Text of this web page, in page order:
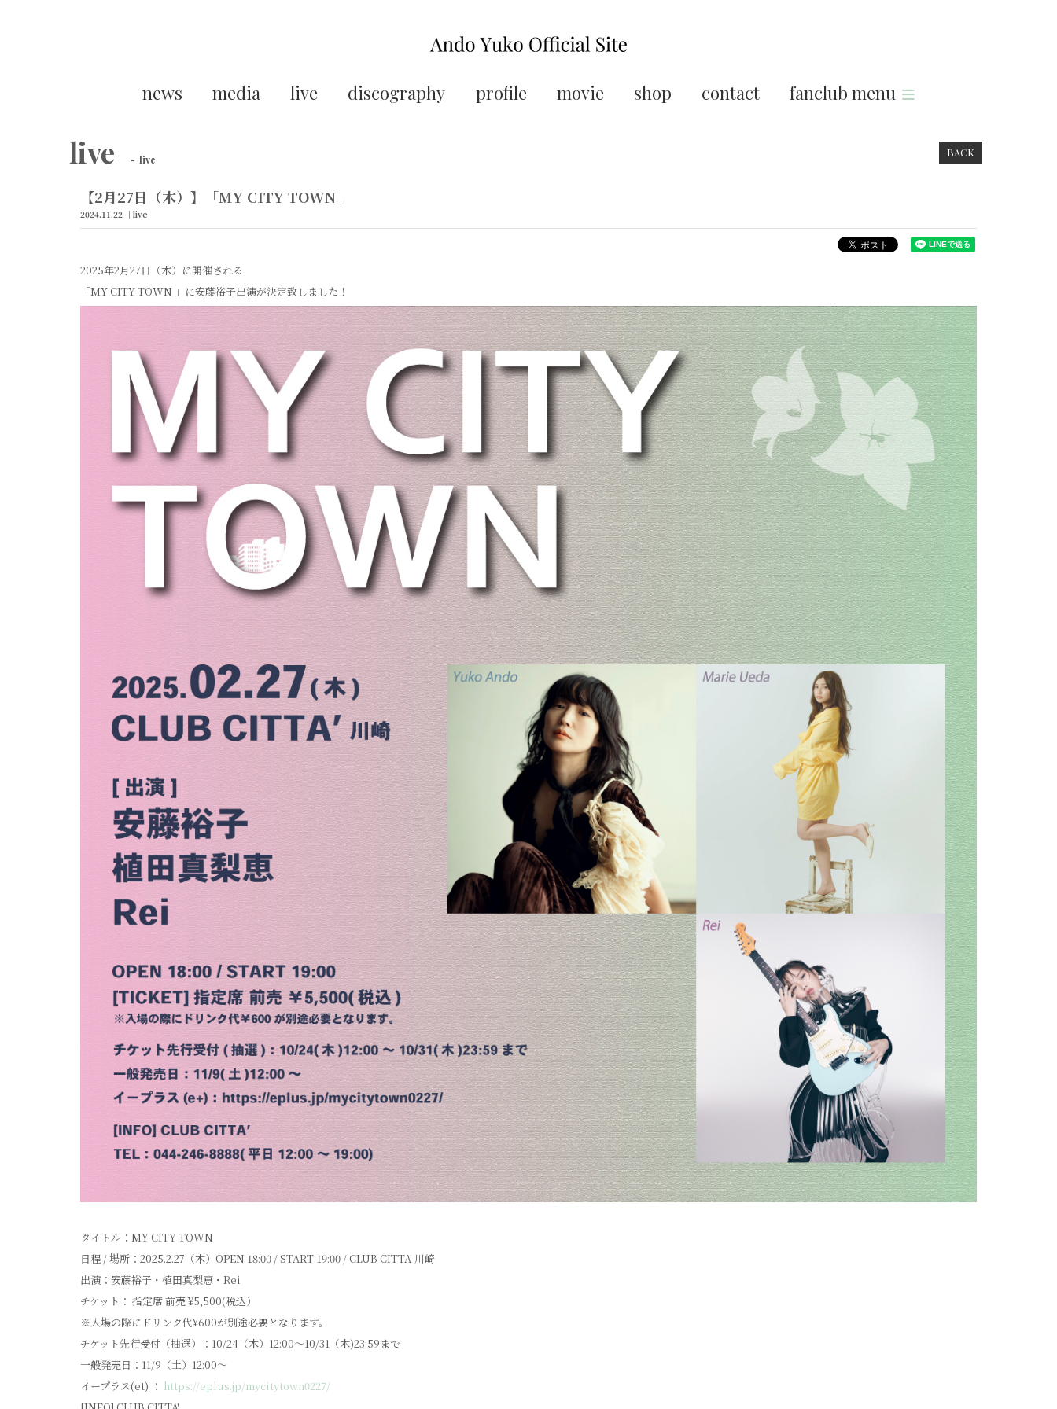
news media live discography profile movie shop contact fanclub menu
live live
BACK
【2月27日（木）】「MY CITY TOWN 」
2024.11.22 live
2025年2月27日（木）に開催される
「MY CITY TOWN 」に安藤裕子出演が決定致しました！
タイトル：MY CITY TOWN
日程 / 場所：2025.2.27（木）OPEN 18:00 / START 19:00 / CLUB CITTA' 川崎
出演：安藤裕子・植田真梨恵・Rei
チケット： 指定席 前売 ¥5,500(税込）
※入場の際にドリンク代¥600が別途必要となります。
チケット先行受付（抽選）：10/24（木）12:00～10/31（木)23:59まで
一般発売日：11/9（土）12:00～
イープラス(et) ： https://eplus.jp/mycitytown0227/